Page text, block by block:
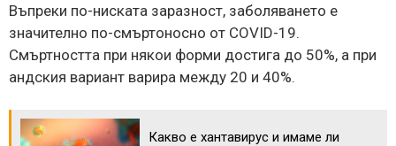
Въпреки по-ниската заразност, заболяването е
значително по-смъртоносно от COVID-19.
Смъртността при някои форми достига до 50%, а при
андския вариант варира между 20 и 40%.
Какво е хантавирус и имаме ли